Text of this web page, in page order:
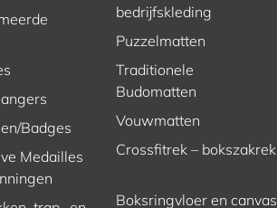
Badges
Medailles
bedrijfskleding
Puzzelmatten
Traditionele
Budomatten
Vouwmatten
Crossfitrek – bokszakrek
Boksringvloer en canvas